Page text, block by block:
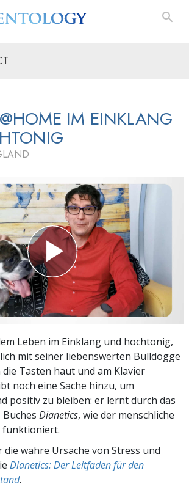
IM EINKLANG
Leben im Einklang und hochtonig,
mit seiner liebenswerten Bulldogge
Tasten haut und am Klavier
noch eine Sache hinzu, um
positiv zu bleiben: er lernt durch das
Dianetics, wie der menschliche
funktioniert.
die wahre Ursache von Stress und
Dianetics: Der Leitfaden für den
.